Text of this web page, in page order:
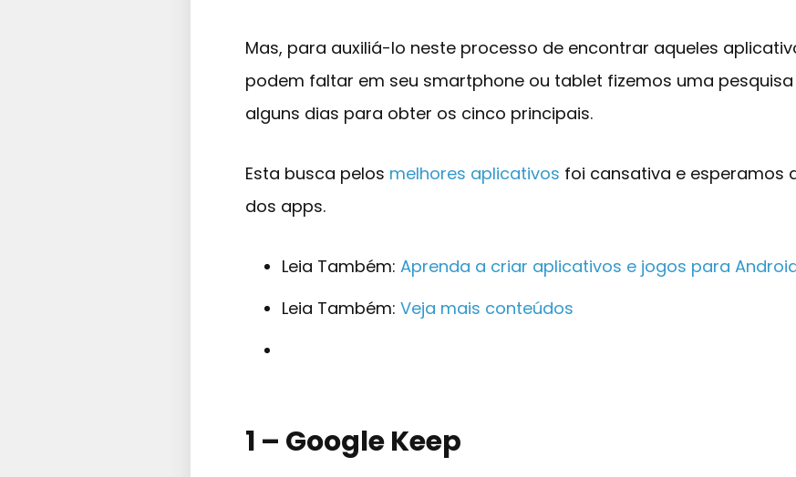
Mas, para auxiliá-lo neste processo de encontrar aqueles
podem faltar em seu smartphone ou tablet fizemos uma
alguns dias para obter os cinco principais.
Esta busca pelos melhores aplicativos foi cansativa e esperamos
dos apps.
Leia Também: Aprenda a criar aplicativos e jogos para
Leia Também: Veja mais conteúdos
1 – Google Keep